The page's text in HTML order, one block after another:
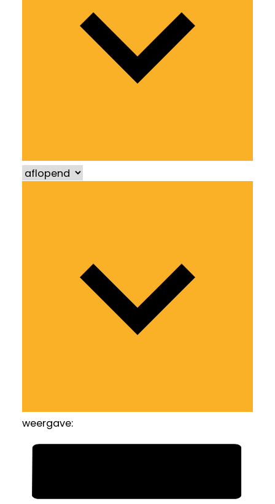
weergave: